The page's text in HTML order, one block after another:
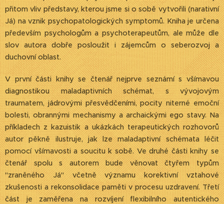
přitom vliv představy, kterou jsme si o sobě vytvořili (narativní
Já) na vznik psychopatologických symptomů. Kniha je určena
především psychologům a psychoterapeutům, ale může dle
slov autora dobře posloužit i zájemcům o seberozvoj a
duchovní oblast.
V první části knihy se čtenář nejprve seznámí s všímavou
diagnostikou maladaptivních schémat, s vývojovým
traumatem, jádrovými přesvědčeními, pocity niterné emoční
bolesti, obrannými mechanismy a archaickými ego stavy. Na
příkladech z kazuistik a ukázkách terapeutických rozhovorů
autor pěkně ilustruje, jak lze maladaptivní schémata léčit
pomocí všímavosti a soucitu k sobě. Ve druhé části knihy se
čtenář spolu s autorem bude věnovat čtyřem typům
"zraněného Já" včetně významu korektivní vztahové
zkušenosti a rekonsolidace paměti v procesu uzdravení. Třetí
část je zaměřena na rozvíjení flexibilního autentického